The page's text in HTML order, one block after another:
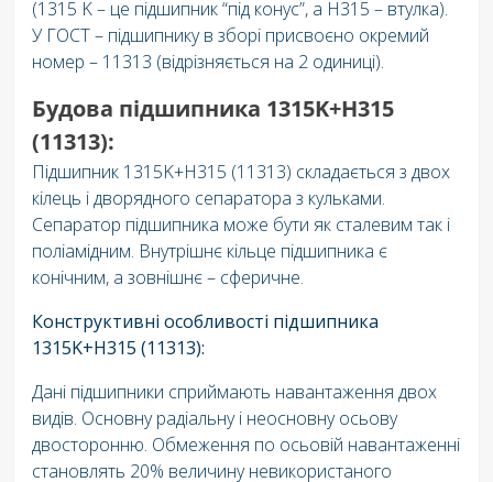
(1315 K – це підшипник “під конус”, а H315 – втулка).
У ГОСТ – підшипнику в зборі присвоєно окремий
номер – 11313 (відрізняється на 2 одиниці).
Будова підшипника 1315K+H315
(11313):
Підшипник 1315K+H315 (11313) складається з двох
кілець і дворядного сепаратора з кульками.
Сепаратор підшипника може бути як сталевим так і
поліамідним. Внутрішнє кільце підшипника є
конічним, а зовнішнє – сферичне.
Конструктивні особливості підшипника
1315K+H315 (11313):
Дані підшипники сприймають навантаження двох
видів. Основну радіальну і неосновну осьову
двосторонню. Обмеження по осьовій навантаженні
становлять 20% величину невикористаного